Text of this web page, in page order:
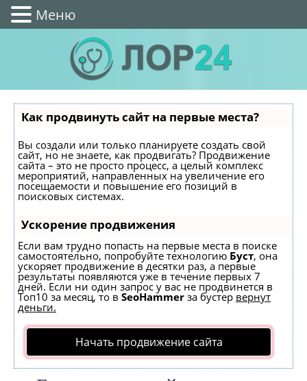
Как продвинуть сайт на первые места?
Вы создали или только планируете создать свой
сайт, но не знаете, как продвигать? Продвижение
сайта – это не просто процесс, а целый комплекс
мероприятий, направленных на увеличение его
посещаемости и повышение его позиций в
поисковых системах.
Ускорение продвижения
Если вам трудно попасть на первые места в поиске
самостоятельно, попробуйте технологию Буст, она
ускоряет продвижение в десятки раз, а первые
результаты появляются уже в течение первых 7
дней. Если ни один запрос у вас не продвинется в
Топ10 за месяц, то в SeoHammer за бустер вернут
деньги.
Начать продвижение сайта
Меню